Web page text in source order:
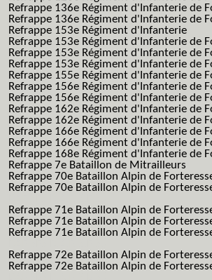
Refrappe 136e Régiment d'Infanterie de
Refrappe 136e Régiment d'Infanterie de
Refrappe 153e Régiment d'Infanterie
Refrappe 153e Régiment d'Infanterie de
Refrappe 153e Régiment d'Infanterie de
Refrappe 153e Régiment d'Infanterie de
Refrappe 155e Régiment d'Infanterie de
Refrappe 156e Régiment d'Infanterie de
Refrappe 156e Régiment d'Infanterie de
Refrappe 162e Régiment d'Infanterie de
Refrappe 162e Régiment d'Infanterie de
Refrappe 166e Régiment d'Infanterie de
Refrappe 166e Régiment d'Infanterie de
Refrappe 168e Régiment d'Infanterie de
Refrappe 7e Bataillon de Mitrailleurs
Refrappe 70e Bataillon Alpin de
Refrappe 70e Bataillon Alpin de
Refrappe 71e Bataillon Alpin de
Refrappe 71e Bataillon Alpin de
Refrappe 71e Bataillon Alpin de
Refrappe 72e Bataillon Alpin de
Refrappe 72e Bataillon Alpin de